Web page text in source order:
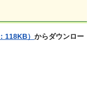
118KB） からダウンロー